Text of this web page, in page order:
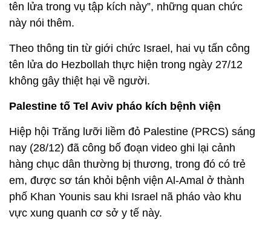
tên lửa trong vụ tập kích này”, những quan chức
này nói thêm.
Theo thông tin từ giới chức Israel, hai vụ tấn công
tên lửa do Hezbollah thực hiện trong ngày 27/12
không gây thiệt hại về người.
Palestine tố Tel Aviv pháo kích bệnh viện
Hiệp hội Trăng lưỡi liềm đỏ Palestine (PRCS) sáng
nay (28/12) đã công bố đoạn video ghi lại cảnh
hàng chục dân thường bị thương, trong đó có trẻ
em, được sơ tán khỏi bệnh viện Al-Amal ở thành
phố Khan Younis sau khi Israel nã pháo vào khu
vực xung quanh cơ sở y tế này.